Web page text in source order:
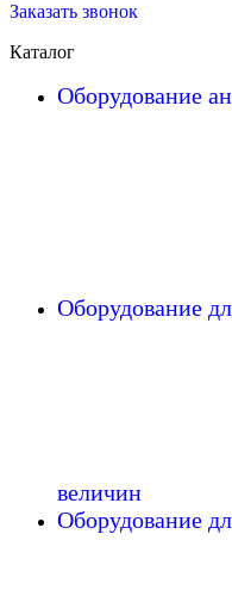
Заказать звонок
Каталог
Оборудование
Оборудование
величин
Оборудование